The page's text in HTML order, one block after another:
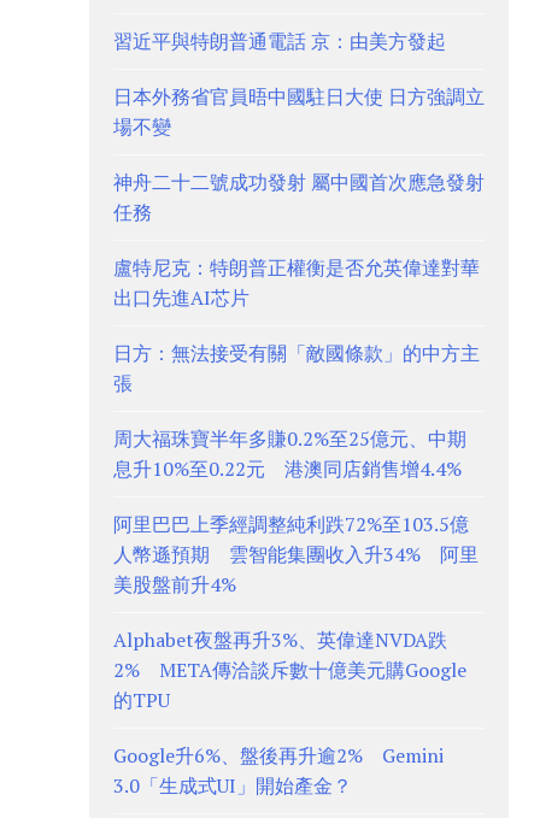
習近平與特朗普通電話 京：由美方發起
日本外務省官員晤中國駐日大使 日方強調立
場不變
神舟二十二號成功發射 屬中國首次應急發射
任務
盧特尼克：特朗普正權衡是否允英偉達對華
出口先進AI芯片
日方：無法接受有關「敵國條款」的中方主
張
周大福珠寶半年多賺0.2%至25億元、中期
息升10%至0.22元 港澳同店銷售增4.4%
阿里巴巴上季經調整純利跌72%至103.5億
人幣遜預期 雲智能集團收入升34% 阿里
美股盤前升4%
Alphabet夜盤再升3%、英偉達NVDA跌
2% META傳洽談斥數十億美元購Google
的TPU
Google升6%、盤後再升逾2% Gemini
3.0「生成式UI」開始產金？